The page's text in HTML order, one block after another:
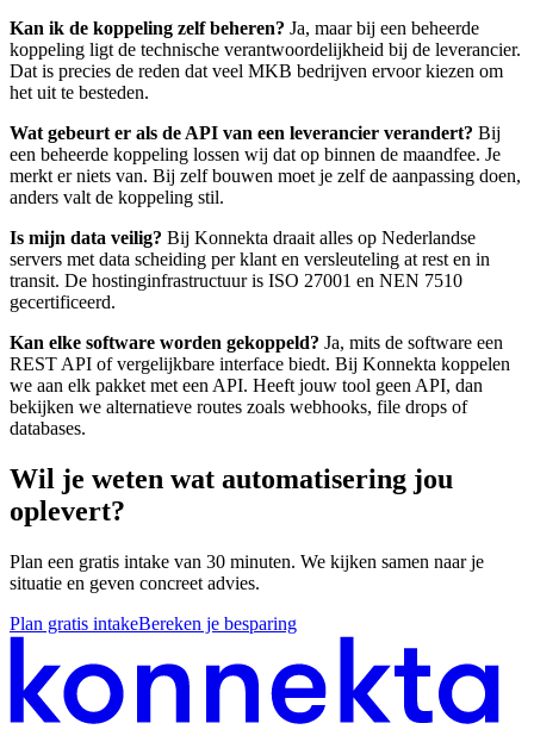
Kan ik de koppeling zelf beheren? Ja, maar bij een beheerde
koppeling ligt de technische verantwoordelijkheid bij de leverancier.
Dat is precies de reden dat veel MKB bedrijven ervoor kiezen om
het uit te besteden.
Wat gebeurt er als de API van een leverancier verandert? Bij
een beheerde koppeling lossen wij dat op binnen de maandfee. Je
merkt er niets van. Bij zelf bouwen moet je zelf de aanpassing doen,
anders valt de koppeling stil.
Is mijn data veilig? Bij Konnekta draait alles op Nederlandse
servers met data scheiding per klant en versleuteling at rest en in
transit. De hostinginfrastructuur is ISO 27001 en NEN 7510
gecertificeerd.
Kan elke software worden gekoppeld? Ja, mits de software een
REST API of vergelijkbare interface biedt. Bij Konnekta koppelen
we aan elk pakket met een API. Heeft jouw tool geen API, dan
bekijken we alternatieve routes zoals webhooks, file drops of
databases.
Wil je weten wat automatisering jou
oplevert?
Plan een gratis intake van 30 minuten. We kijken samen naar je
situatie en geven concreet advies.
Plan gratis intakeBereken je besparing